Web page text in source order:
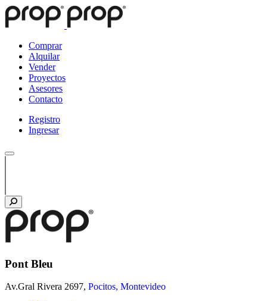
Comprar
Alquilar
Vender
Proyectos
Asesores
Contacto
Registro
Ingresar
Pont Bleu
Av.Gral Rivera 2697, Pocitos, Montevideo